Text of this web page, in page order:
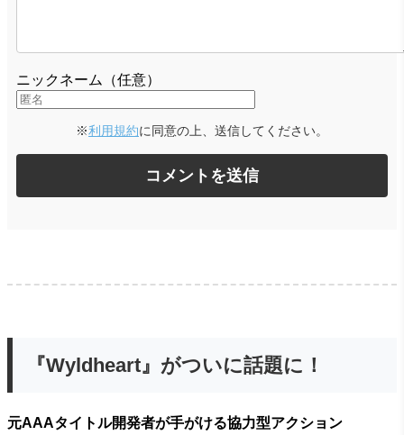
ニックネーム（任意）
※利用規約に同意の上、送信してください。
『Wyldheart』がついに話題に！
元AAAタイトル開発者が手がける協力型アクション